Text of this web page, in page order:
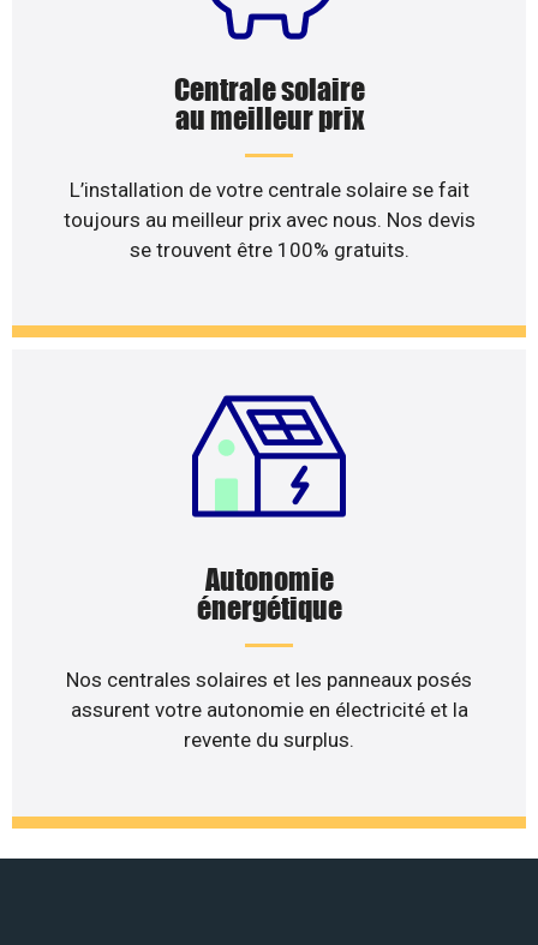
Centrale solaire
au meilleur prix
L’installation de votre centrale solaire se fait
toujours au meilleur prix avec nous. Nos devis
se trouvent être 100% gratuits.
Autonomie
énergétique
Nos centrales solaires et les panneaux posés
assurent votre autonomie en électricité et la
revente du surplus.